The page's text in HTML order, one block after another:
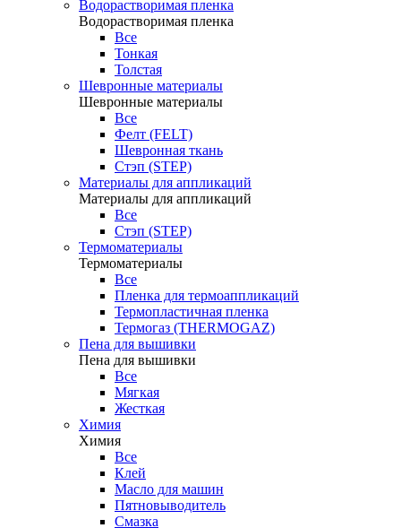
Водорастворимая пленка
Водорастворимая пленка
Все
Тонкая
Толстая
Шевронные материалы
Шевронные материалы
Все
Фелт (FELT)
Шевронная ткань
Стэп (STEP)
Материалы для аппликаций
Материалы для аппликаций
Все
Стэп (STEP)
Термоматериалы
Термоматериалы
Все
Пленка для термоаппликаций
Термопластичная пленка
Термогаз (THERMOGAZ)
Пена для вышивки
Пена для вышивки
Все
Мягкая
Жесткая
Химия
Химия
Все
Клей
Масло для машин
Пятновыводитель
Смазка